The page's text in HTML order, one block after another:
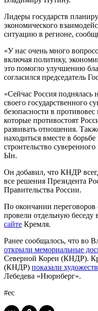
Лидеры государств
экономического
ситуацию в регионе,
«У нас очень много
включая политику,
это помогло улучшению
согласился председатель
«Сейчас Россия
своего государственного
безопасности в
которые противостоят
развивать отношения.
находиться вместе в
строительство
Ын.
Он добавил, что КНДР
все решения Президента
Правительства России.
По окончании переговоров
провели отдельную беседу
сайте Кремля.
Ранее сообщалось, что во
открыли мемориальные
Северной Кореи (КНДР).
(КНДР) показали
Лебедева «Нюрнберг».
#ес